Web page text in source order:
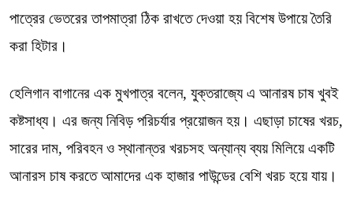
পাত্রের ভেতরের তাপমাত্রা ঠিক রাখতে দেওয়া হয় বিশেষ উপায়ে তৈরি
করা হিটার।
হেলিগান বাগানের এক মুখপাত্র বলেন, যুক্তরাজ্যে এ আনারষ চাষ খুবই
কষ্টসাধ্য। এর জন্য নিবিড় পরিচর্যার প্রয়োজন হয়। এছাড়া চাষের খরচ,
সারের দাম, পরিবহন ও স্থানান্তর খরচসহ অন্যান্য ব্যয় মিলিয়ে একটি
আনারস চাষ করতে আমাদের এক হাজার পাউন্ডের বেশি খরচ হয়ে যায়।